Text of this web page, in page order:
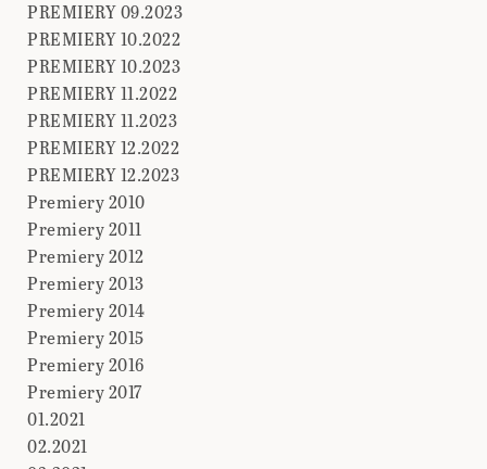
PREMIERY 09.2023
PREMIERY 10.2022
PREMIERY 10.2023
PREMIERY 11.2022
PREMIERY 11.2023
PREMIERY 12.2022
PREMIERY 12.2023
Premiery 2010
Premiery 2011
Premiery 2012
Premiery 2013
Premiery 2014
Premiery 2015
Premiery 2016
Premiery 2017
01.2021
02.2021